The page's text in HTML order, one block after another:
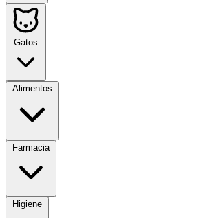
Gatos
Alimentos
Farmacia
Higiene